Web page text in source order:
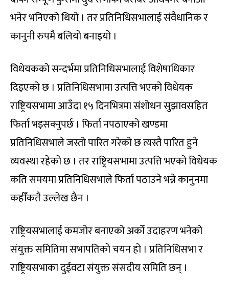
भनेर भनिएको थियो । तर प्रतिनिधिसभालाई संवैधानिक र
कानुनी रुपमै बलियो बनाइयो ।
विधेयकको सन्दर्भमा प्रतिनिधिसभालाई विशेषाधिकार
दिइएको छ । प्रतिनिधिसभामा उत्पत्ति भएको विधेयक
राष्ट्रियसभामा आउँदा १५ दिनभित्रमा संशोधन सुझावसहित
फिर्ता भइसक्नुपर्छ । फिर्ता नपठाएको खण्डमा
प्रतिनिधिसभाले जस्तो पारित गरेको छ त्यस्तै पारित हुने
व्यवस्था रहेको छ । तर राष्ट्रियसभामा उत्पत्ति भएको विधेयक
कति समयमा प्रतिनिधिसभाले फिर्ता पठाउने भन्ने कानुनमा
कहीँकतै उल्लेख छैन ।
राष्ट्रियसभालाई कमजोर बनाएको अर्को उदाहरण भनेको
संयुक्त समितिमा सभापतिको चयन हो । प्रतिनिधिसभा र
राष्ट्रियसभाका दुईवटा संयुक्त संसदीय समिति छन् ।